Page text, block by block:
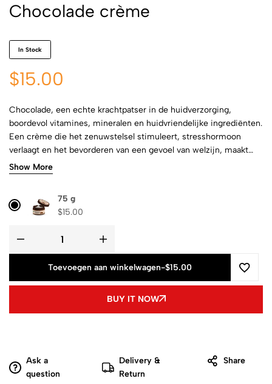
Chocolade crème
In Stock
$15.00
Chocolade, een echte krachtpatser in de huidverzorging,
boordevol vitamines, mineralen en huidvriendelijke ingrediënten.
Een crème die het zenuwstelsel stimuleert, stresshormoon
verlaagt en het bevorderen van een gevoel van welzijn, maakt
het helemaal af.
Show More
75 g
$15.00
Toevoegen aan winkelwagen-$15.00
BUY IT NOW
Ask a
question
Delivery &
Return
Share